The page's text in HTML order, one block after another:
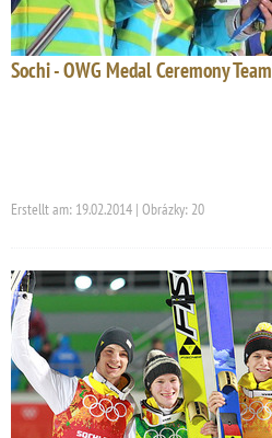
Sochi - OWG Medal Ceremony Team
Erstellt am: 19.02.2014 | Obrázky: 20